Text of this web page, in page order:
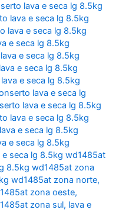
lava e seca lg 8.5kg
lava e seca lg 8.5kg
lava e seca lg 8.5kg
e seca lg 8.5kg
e seca lg 8.5kg
e seca lg 8.5kg
e seca lg 8.5kg
lava e seca lg
lava e seca lg 8.5kg
lava e seca lg 8.5kg
e seca lg 8.5kg
e seca lg 8.5kg
seca lg 8.5kg wd1485at
8.5kg wd1485at zona
wd1485at zona norte,
zona oeste,
zona sul, lava e